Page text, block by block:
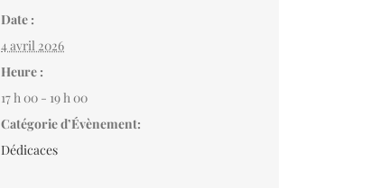
Date :
4 avril 2026
Heure :
17 h 00 - 19 h 00
Catégorie d’Évènement:
Dédicaces